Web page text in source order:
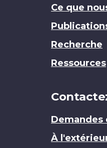
Ce que
Recherche
Ressources
À